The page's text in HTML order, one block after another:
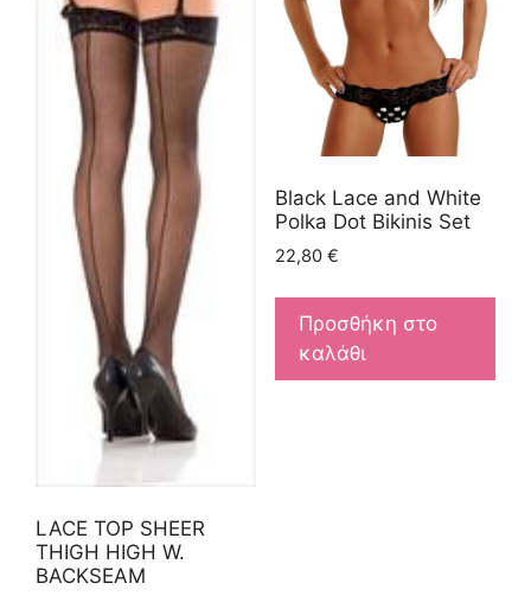
LACE TOP SHEER
THIGH HIGH W.
BACKSEAM
Black Lace and White
Polka Dot Bikinis Set
22,80 €
Προσθήκη στο
καλάθι